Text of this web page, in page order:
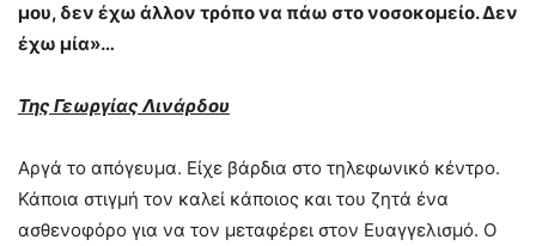
μου, δεν έχω άλλον τρόπο να πάω στο νοσοκομείο. Δεν
έχω μία»…
Της Γεωργίας Λινάρδου
Αργά το απόγευμα. Είχε βάρδια στο τηλεφωνικό κέντρο.
Κάποια στιγμή τον καλεί κάποιος και του ζητά ένα
ασθενοφόρο για να τον μεταφέρει στον Ευαγγελισμό. Ο